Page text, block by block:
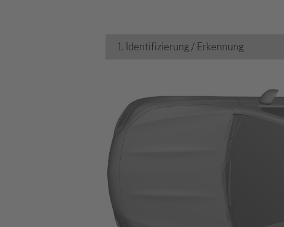
1. Identifizierung / Erkennung